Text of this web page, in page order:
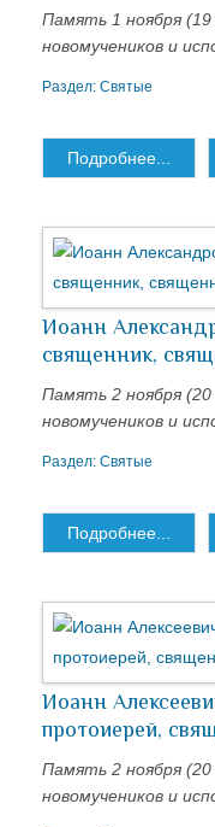
Память 1 ноября
новомучеников и
Раздел: Святые
Подробнее...
Иоанн
священник,
Память 2 ноября
новомучеников и
Раздел: Святые
Подробнее...
Иоанн
протоиерей,
Память 2 ноября
новомучеников и